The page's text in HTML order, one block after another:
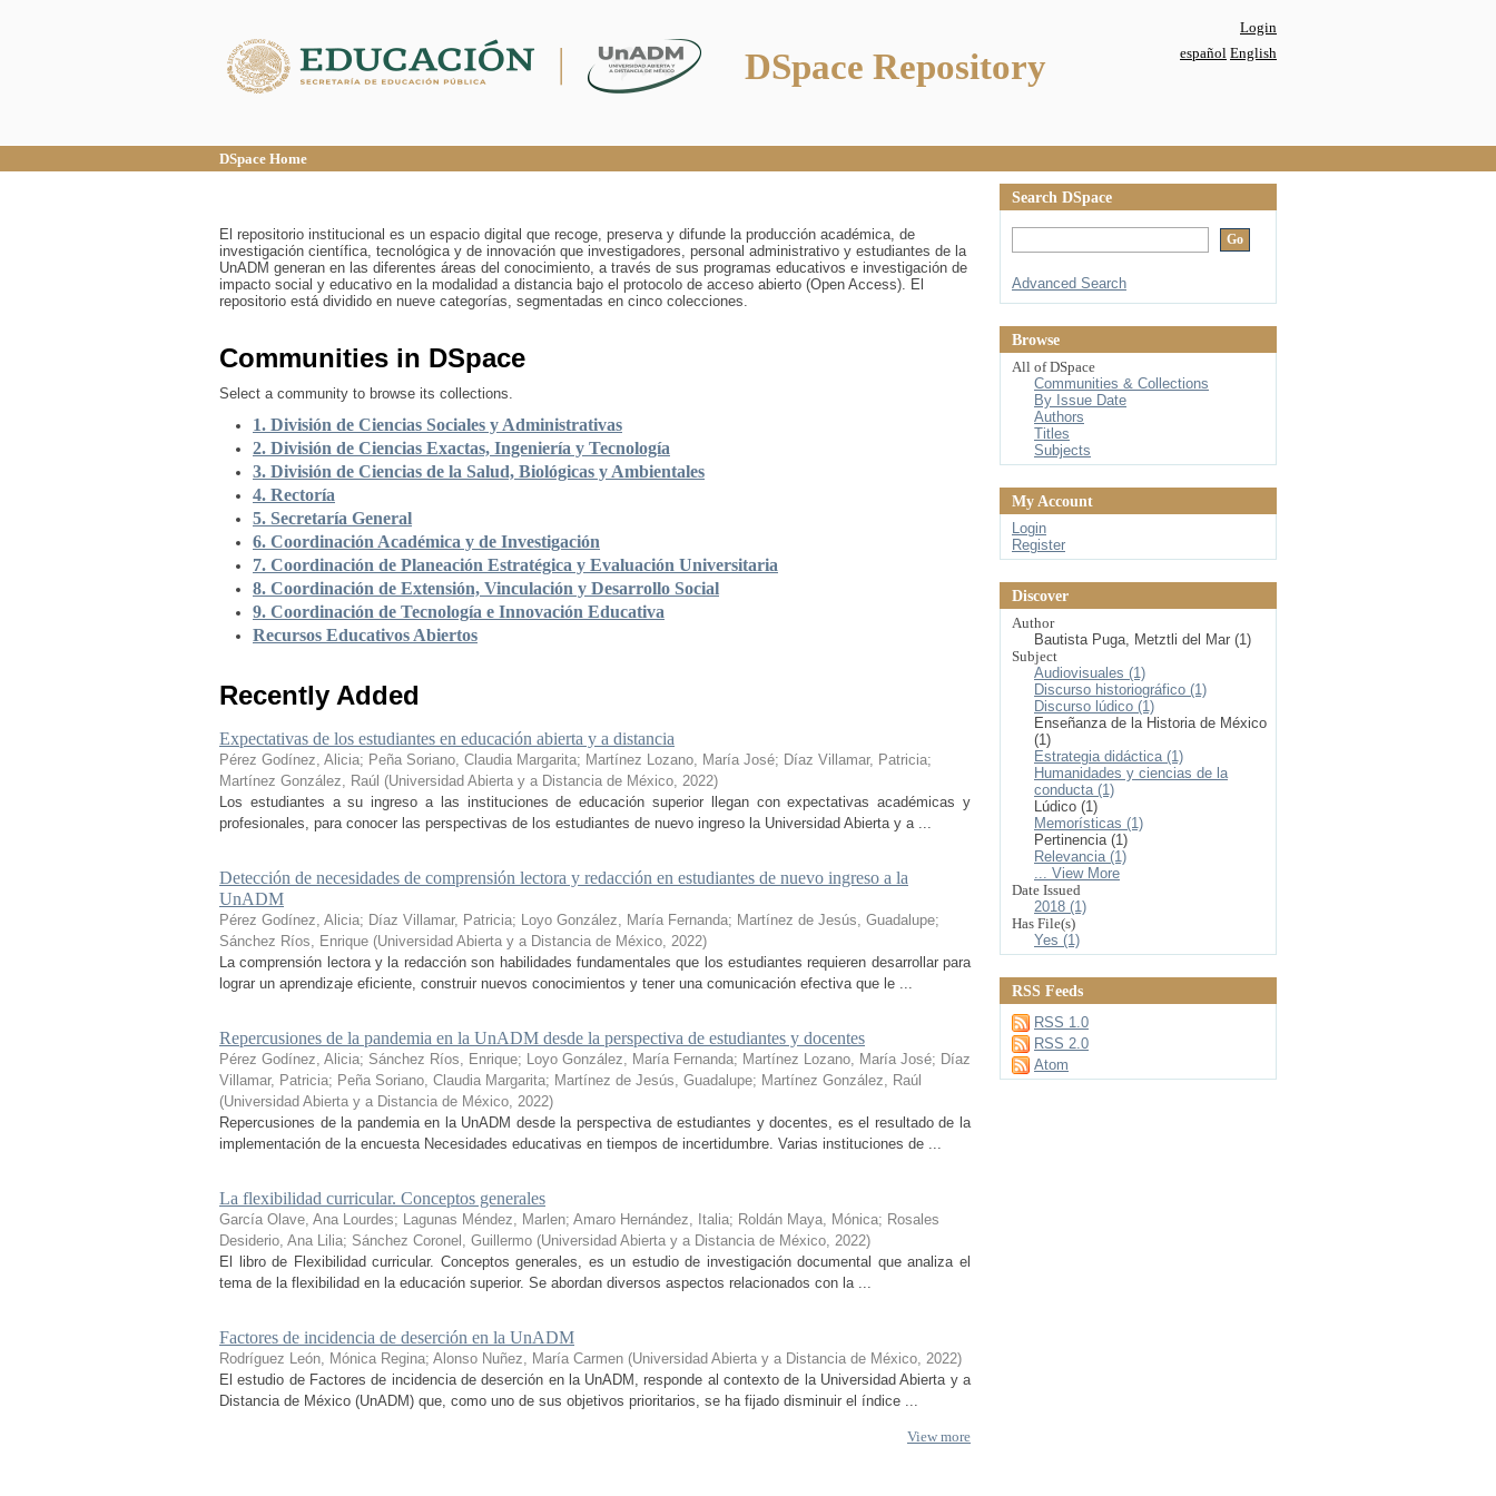
DSpace Repository
Login
español English
DSpace Home
El repositorio institucional es un espacio digital que recoge, preserva y difunde la producción académica, de
investigación científica, tecnológica y de innovación que investigadores, personal administrativo y estudiantes de la
UnADM generan en las diferentes áreas del conocimiento, a través de sus programas educativos e investigación de
impacto social y educativo en la modalidad a distancia bajo el protocolo de acceso abierto (Open Access). El
repositorio está dividido en nueve categorías, segmentadas en cinco colecciones.
Communities in DSpace
Select a community to browse its collections.
1. División de Ciencias Sociales y Administrativas
2. División de Ciencias Exactas, Ingeniería y Tecnología
3. División de Ciencias de la Salud, Biológicas y Ambientales
4. Rectoría
5. Secretaría General
6. Coordinación Académica y de Investigación
7. Coordinación de Planeación Estratégica y Evaluación Universitaria
8. Coordinación de Extensión, Vinculación y Desarrollo Social
9. Coordinación de Tecnología e Innovación Educativa
Recursos Educativos Abiertos
Recently Added
Expectativas de los estudiantes en educación abierta y a distancia
Pérez Godínez, Alicia; Peña Soriano, Claudia Margarita; Martínez Lozano, María José; Díaz Villamar, Patricia;
Martínez González, Raúl (Universidad Abierta y a Distancia de México, 2022)
Los estudiantes a su ingreso a las instituciones de educación superior llegan con expectativas académicas y
profesionales, para conocer las perspectivas de los estudiantes de nuevo ingreso la Universidad Abierta y a ...
Detección de necesidades de comprensión lectora y redacción en estudiantes de nuevo ingreso a la
UnADM
Pérez Godínez, Alicia; Díaz Villamar, Patricia; Loyo González, María Fernanda; Martínez de Jesús, Guadalupe;
Sánchez Ríos, Enrique (Universidad Abierta y a Distancia de México, 2022)
La comprensión lectora y la redacción son habilidades fundamentales que los estudiantes requieren desarrollar para
lograr un aprendizaje eficiente, construir nuevos conocimientos y tener una comunicación efectiva que le ...
Repercusiones de la pandemia en la UnADM desde la perspectiva de estudiantes y docentes
Pérez Godínez, Alicia; Sánchez Ríos, Enrique; Loyo González, María Fernanda; Martínez Lozano, María José; Díaz
Villamar, Patricia; Peña Soriano, Claudia Margarita; Martínez de Jesús, Guadalupe; Martínez González, Raúl
(Universidad Abierta y a Distancia de México, 2022)
Repercusiones de la pandemia en la UnADM desde la perspectiva de estudiantes y docentes, es el resultado de la
implementación de la encuesta Necesidades educativas en tiempos de incertidumbre. Varias instituciones de ...
La flexibilidad curricular. Conceptos generales
García Olave, Ana Lourdes; Lagunas Méndez, Marlen; Amaro Hernández, Italia; Roldán Maya, Mónica; Rosales
Desiderio, Ana Lilia; Sánchez Coronel, Guillermo (Universidad Abierta y a Distancia de México, 2022)
El libro de Flexibilidad curricular. Conceptos generales, es un estudio de investigación documental que analiza el
tema de la flexibilidad en la educación superior. Se abordan diversos aspectos relacionados con la ...
Factores de incidencia de deserción en la UnADM
Rodríguez León, Mónica Regina; Alonso Nuñez, María Carmen (Universidad Abierta y a Distancia de México, 2022)
El estudio de Factores de incidencia de deserción en la UnADM, responde al contexto de la Universidad Abierta y a
Distancia de México (UnADM) que, como uno de sus objetivos prioritarios, se ha fijado disminuir el índice ...
View more
Search DSpace
Advanced Search
Browse
All of DSpace
Communities & Collections
By Issue Date
Authors
Titles
Subjects
My Account
Login
Register
Discover
Author
Bautista Puga, Metztli del Mar (1)
Subject
Audiovisuales (1)
Discurso historiográfico (1)
Discurso lúdico (1)
Enseñanza de la Historia de México
(1)
Estrategia didáctica (1)
Humanidades y ciencias de la
conducta (1)
Lúdico (1)
Memorísticas (1)
Pertinencia (1)
Relevancia (1)
... View More
Date Issued
2018 (1)
Has File(s)
Yes (1)
RSS Feeds
RSS 1.0
RSS 2.0
Atom